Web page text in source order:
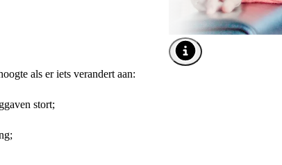
Afbeelding tooltip openen
als er iets verandert aan:
stort;